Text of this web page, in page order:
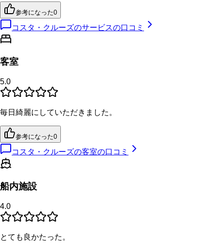
参考になった0
コスタ・クルーズのサービスの口コミ
客室
5.0
毎日綺麗にしていただきました。
参考になった0
コスタ・クルーズの客室の口コミ
船内施設
4.0
とても良かたった。